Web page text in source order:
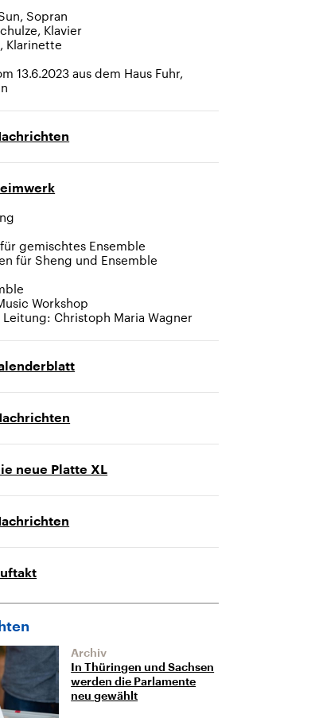
Sopran
Klavier
Klarinette
13.6.2023 aus dem Haus Fuhr,
gemischtes Ensemble
für Sheng und Ensemble
Workshop
Leitung: Christoph Maria Wagner
neue Platte XL
Archiv
In Thüringen und Sachsen
werden die Parlamente
neu gewählt